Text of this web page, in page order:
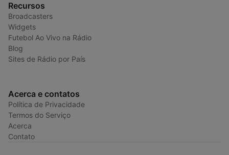
Recursos
Broadcasters
Widgets
Futebol Ao Vivo na Rádio
Blog
Sites de Rádio por País
Acerca e contatos
Política de Privacidade
Termos do Serviço
Acerca
Contato